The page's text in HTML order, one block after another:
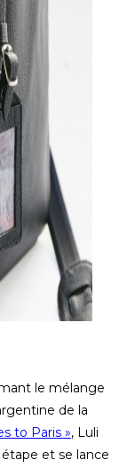
le mélange
de la
to Paris », Luli
et se lance